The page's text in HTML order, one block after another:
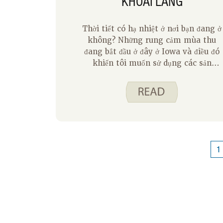
Thời tiết có hạ nhiệt ở nơi bạn đang ở
không? Những rung cảm mùa thu
đang bắt đầu ở đây ở Iowa và điều đó
khiến tôi muốn sử dụng các sản
mùa thu. Đối với công thức tháng
Mười của chúng tôi, tôi muốn chia sẻ
tôi có xu hướng thích ăn chúng trong
1